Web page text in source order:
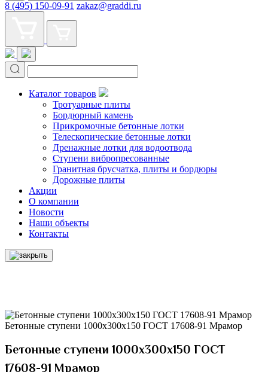
8 (495) 150-09-91 zakaz@graddi.ru
Каталог товаров
Тротуарные плиты
Бордюрный камень
Прикромочные бетонные лотки
Телескопические бетонные лотки
Дренажные лотки для водоотвода
Ступени вибропресованные
Гранитная брусчатка, плиты и бордюры
Дорожные плиты
Акции
О компании
Новости
Наши объекты
Контакты
Бетонные ступени 1000х300х150 ГОСТ 17608-91 Мрамор
Бетонные ступени 1000х300х150 ГОСТ